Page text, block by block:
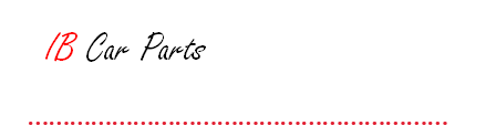
content
……………………………………………………